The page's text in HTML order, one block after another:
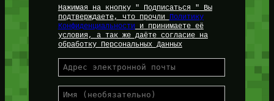
Нажимая на кнопку " Подписаться " Вы
подтверждаете, что прочли Политику
Конфиденциальностии принимаете её
условия, а так же даёте согласие на
обработку Персональных Данных